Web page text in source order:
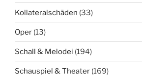
Kollateralschäden (33)
Oper (13)
Schall & Melodei (194)
Schauspiel & Theater (169)